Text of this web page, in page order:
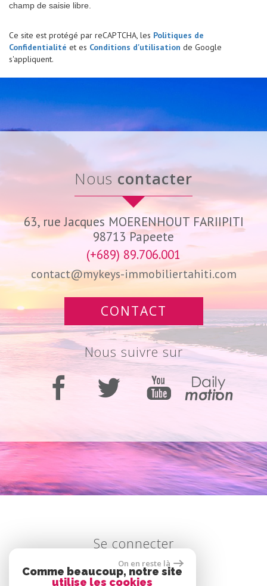
champ de saisie libre.
Ce site est protégé par reCAPTCHA, les Politiques de
Confidentialité et es Conditions d'utilisation de Google
s'appliquent.
nous contacter
63, rue Jacques MOERENHOUT FARIIPITI
98713 Papeete
(+689) 89.706.001
contact@mykeys-immobiliertahiti.com
CONTACT
nous suivre sur
se connecter
On en reste là
Comme beaucoup, notre site
utilise les cookies